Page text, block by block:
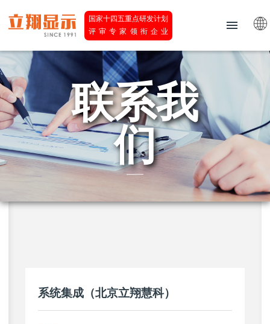
国家十四五重点研发计划
评审专家领衔企业
联系我
们
系统集成（北京立翔慧科）